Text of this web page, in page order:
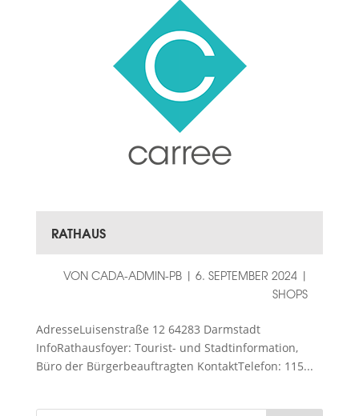
RATHAUS
VONCADA-ADMIN-PB |6. SEPTEMBER 2024 |
SHOPS
AdresseLuisenstraße 12 64283 Darmstadt
InfoRathausfoyer: Tourist- und Stadtinformation,
Büro der Bürgerbeauftragten KontaktTelefon: 115...